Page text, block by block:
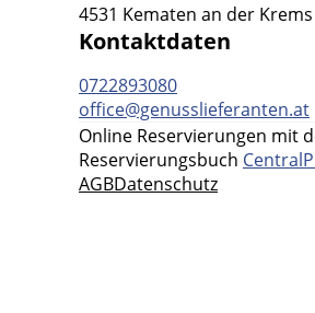
4531 Kematen an der Krems
Kontaktdaten
0722893080
office@genusslieferanten.at
Online Reservierungen mit
Reservierungsbuch
AGBDatenschutz